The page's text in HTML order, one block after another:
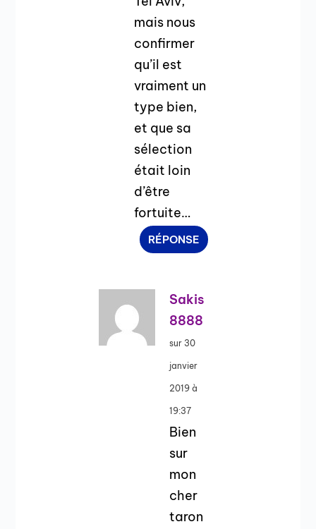
mais nous
confirmer
qu’il est
vraiment un
type bien,
et que sa
sélection
était loin
d’être
fortuite…
RÉPONSE
Sakis
8888
sur 30
janvier
2019 à
19:37
Bien
sur
mon
cher
taron